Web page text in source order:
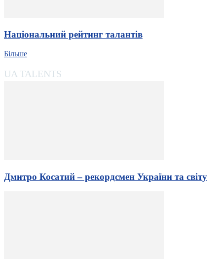
Національний рейтинг талантів
Більше
UA TALENTS
Дмитро Косатий – рекордсмен України та світу